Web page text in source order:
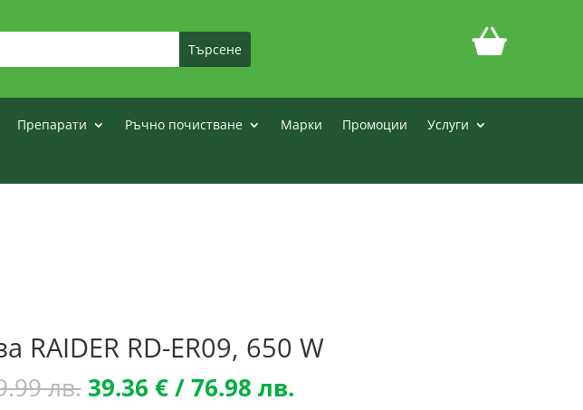
Препарати Ръчно почистване Марки Промоции
Услуги
RAIDER RD-ER09, 650 W
лв. Original
39.36 €/ 76.98 лв.Текущата